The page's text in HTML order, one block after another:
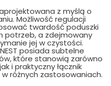
z myślą o
Możliwość regulacji
twardość poduszki
potrzeb, a zdejmowany
jej w czystości.
posiada subtelne
które stanowią zarówno
i praktyczny łącznik
różnych zastosowaniach.